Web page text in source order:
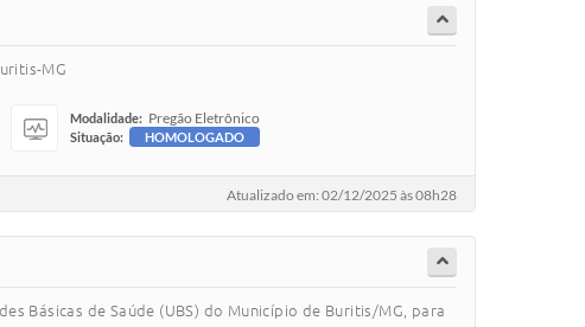
MG
Modalidade: Pregão Eletrônico
Situação: HOMOLOGADO
Atualizado em: 02/12/2025 às 08h28
Básicas de Saúde (UBS) do Município de Buritis/MG, para